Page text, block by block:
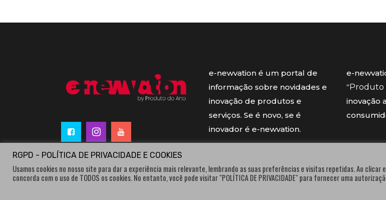
e-newvation é um portal de
informação sobre novidades e
inovação de produtos e
serviços. Se é novo, se é
inovador é e-newvation.
e-
“ Produto
inovação
RGPD - POLÍTICA DE PRIVACIDADE E COOKIES
Usamos cookies no nosso site para dar a experiência mais relevante, lembrando as suas preferências e visitas repetidas. Ao clicar
concorda com o uso de TODOS os cookies. No entanto, você pode visitar "POLÍTICA DE PRIVACIDADE" para fornecer uma